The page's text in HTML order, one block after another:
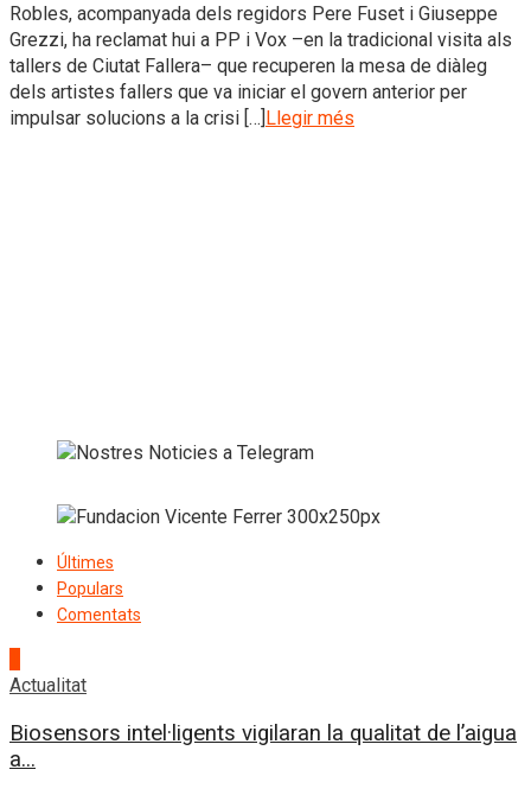
Robles, acompanyada dels regidors Pere Fuset i Giuseppe
Grezzi, ha reclamat hui a PP i Vox –en la tradicional visita als
tallers de Ciutat Fallera– que recuperen la mesa de diàleg
dels artistes fallers que va iniciar el govern anterior per
impulsar solucions a la crisi […]Llegir més
Últimes
Populars
Comentats
Actualitat
Biosensors intel·ligents vigilaran la qualitat de l’aigua
a...